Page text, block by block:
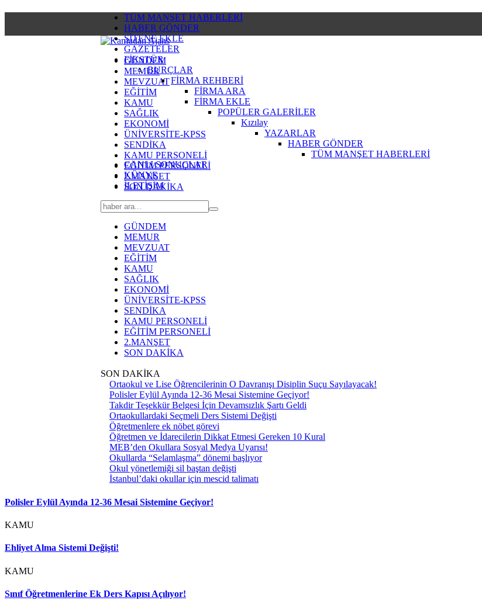
TÜM MANŞET HABERLERİ
HABER GÖNDER
SİTENE EKLE
GAZETELER
FİKSTÜR
BURÇLAR
FİRMA REHBERİ
FİRMA ARA
FİRMA EKLE
POPÜLER GALERİLER
Kızılay
YAZARLAR
HABER GÖNDER
TÜM MANŞET HABERLERİ
CANLI SONUÇLAR
KÜNYE
İLETİŞİM
GÜNDEM
MEMUR
MEVZUAT
EĞİTİM
KAMU
SAĞLIK
EKONOMİ
ÜNİVERSİTE-KPSS
SENDİKA
KAMU PERSONELİ
EĞİTİM PERSONELİ
2.MANŞET
SON DAKİKA
GÜNDEM
MEMUR
MEVZUAT
EĞİTİM
KAMU
SAĞLIK
EKONOMİ
ÜNİVERSİTE-KPSS
SENDİKA
KAMU PERSONELİ
EĞİTİM PERSONELİ
2.MANŞET
SON DAKİKA
SON DAKİKA
Ortaokul ve Lise Öğrencilerinin O Davranışı Disiplin Suçu Sayılayacak!
Polisler Eylül Ayında 12-36 Mesai Sistemine Geçiyor!
Takdir Teşekkür Belgesi İçin Devamsızlık Şartı Geldi
Ortaokullardaki Seçmeli Ders Sistemi Değişti
Öğretmenlere ek nöbet görevi
Öğretmen ve İdarecilerin Dikkat Etmesi Gereken 10 Kural
MEB’den Okullara Sosyal Medya Uyarısı!
Okullarda “Selamlaşma” dönemi başlıyor
Okul yönetlemiği sil baştan değişti
İstanbul’daki okullar için mescid talimatı
Polisler Eylül Ayında 12-36 Mesai Sistemine Geçiyor!
KAMU
Ehliyet Alma Sistemi Değişti!
KAMU
Sınıf Öğretmenlerine Ek Ders Kapısı Açılıyor!